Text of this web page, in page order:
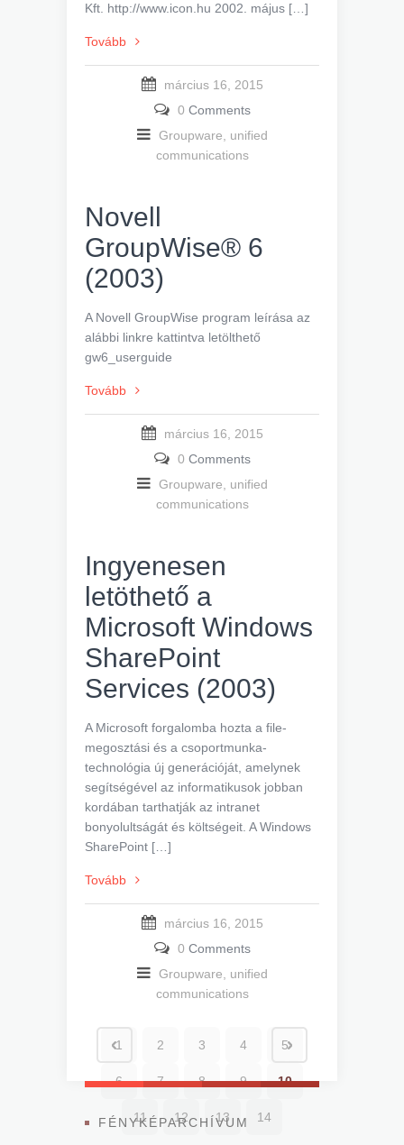
Kft. http://www.icon.hu 2002. május […]
Tovább
március 16, 2015
0 Comments
Groupware, unified
communications
Novell
GroupWise® 6
(2003)
A Novell GroupWise program leírása az
alábbi linkre kattintva letölthető
gw6_userguide
Tovább
március 16, 2015
0 Comments
Groupware, unified
communications
Ingyenesen
letöthető a
Microsoft Windows
SharePoint
Services (2003)
A Microsoft forgalomba hozta a file-
megosztási és a csoportmunka-
technológia új generációját, amelynek
segítségével az informatikusok jobban
kordában tarthatják az intranet
bonyolultságát és költségeit. A Windows
SharePoint […]
Tovább
március 16, 2015
0 Comments
Groupware, unified
communications
1 2 3 4 5
6 7 8 9 10
11 12 13 14
FÉNYKÉPARCHÍVUM